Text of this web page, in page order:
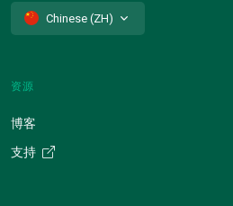
Chinese (ZH)
资源
博客
支持